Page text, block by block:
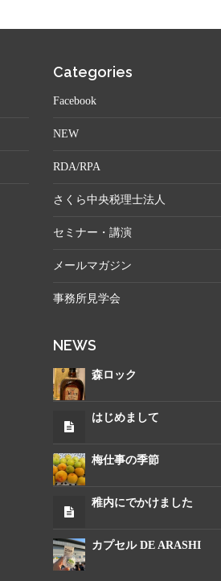
Categories
Facebook
NEW
RDA/RPA
さくら中央税理士法人
セミナー・講演
メールマガジン
事務所見学会
NEWS
森ロック
はじめまして
梅仕事の季節
稚内にでかけました
カプセル DE ARASHI